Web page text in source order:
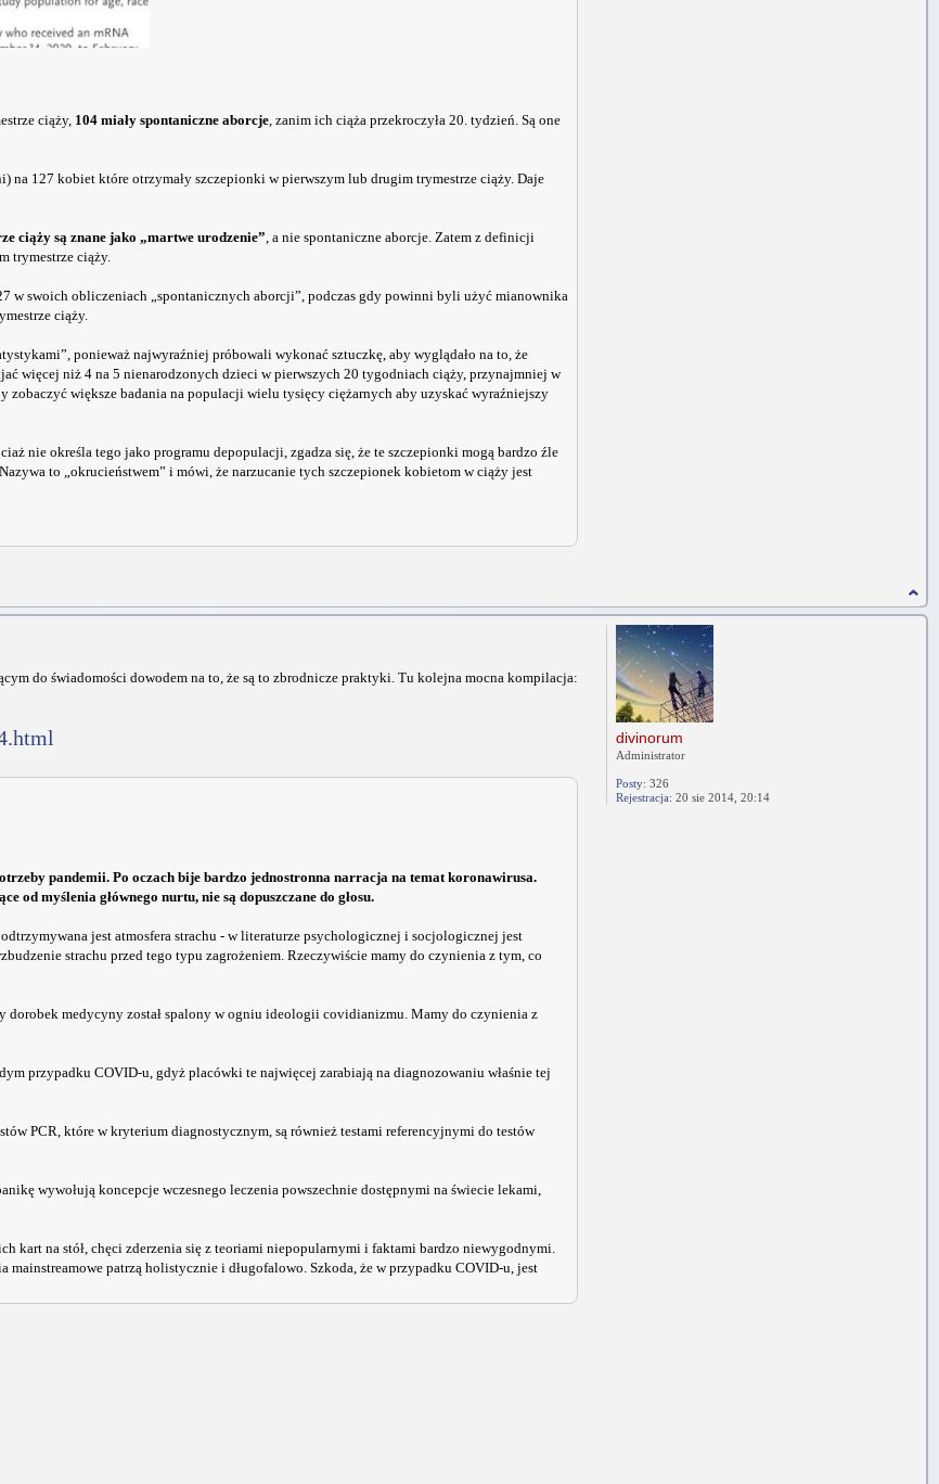
ciąży, 104 miały spontaniczne aborcje , zanim ich ciąża przekroczyła 20. tydzień. Są one
127 kobiet które otrzymały szczepionki w pierwszym lub drugim trymestrze ciąży. Daje
ciąży są znane jako „martwe urodzenie” , a nie spontaniczne aborcje. Zatem z definicji
trymestrze ciąży.
w swoich obliczeniach „spontanicznych aborcji”, podczas gdy powinni byli użyć mianownika
ciąży.
ponieważ najwyraźniej próbowali wykonać sztuczkę, aby wyglądało na to, że
więcej niż 4 na 5 nienarodzonych dzieci w pierwszych 20 tygodniach ciąży, przynajmniej w
zobaczyć większe badania na populacji wielu tysięcy ciężarnych aby uzyskać wyraźniejszy
nie określa tego jako programu depopulacji, zgadza się, że te szczepionki mogą bardzo źle
to „okrucieństwem” i mówi, że narzucanie tych szczepionek kobietom w ciąży jest
do świadomości dowodem na to, że są to zbrodnicze praktyki. Tu kolejna mocna kompilacja:
pandemii. Po oczach bije bardzo jednostronna narracja na temat koronawirusa.
od myślenia głównego nurtu, nie są dopuszczane do głosu.
jest atmosfera strachu - w literaturze psychologicznej i socjologicznej jest
strachu przed tego typu zagrożeniem. Rzeczywiście mamy do czynienia z tym, co
dorobek medycyny został spalony w ogniu ideologii covidianizmu. Mamy do czynienia z
przypadku COVID-u, gdyż placówki te najwięcej zarabiają na diagnozowaniu właśnie tej
PCR, które w kryterium diagnostycznym, są również testami referencyjnymi do testów
wywołują koncepcje wczesnego leczenia powszechnie dostępnymi na świecie lekami,
kart na stół, chęci zderzenia się z teoriami niepopularnymi i faktami bardzo niewygodnymi.
mainstreamowe patrzą holistycznie i długofalowo. Szkoda, że w przypadku COVID-u, jest
divinorum
Administrator
Posty: 326
Rejestracja: 20 sie 2014, 20:14